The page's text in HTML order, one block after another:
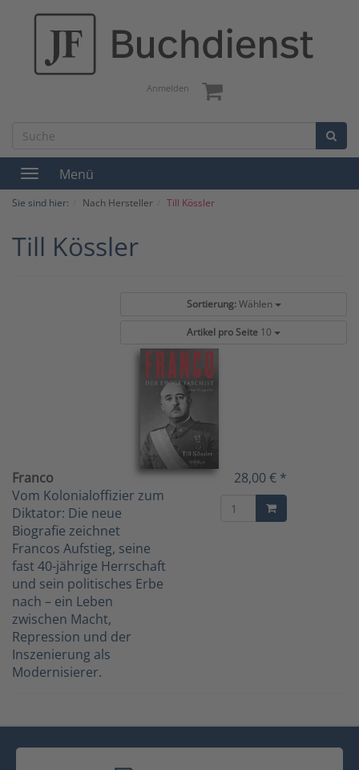
Anmelden
Toggle
navigation
Menü
Sie sind hier: Nach Hersteller Till Kössler
Till Kössler
Sortierung: Wählen
Artikel pro Seite 10
Franco
Vom Kolonialoffizier zum
Diktator: Die neue
Biografie zeichnet
Francos Aufstieg, seine
fast 40-jährige Herrschaft
und sein politisches Erbe
nach – ein Leben
zwischen Macht,
Repression und der
Inszenierung als
Modernisierer.
28,00 € *